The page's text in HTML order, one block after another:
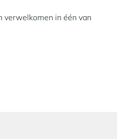
verwelkomen in één van